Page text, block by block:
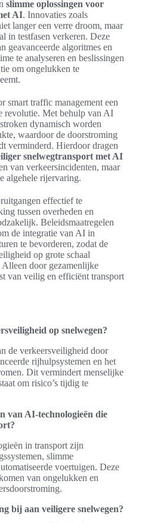
slimme oplossingen voor
AI. Innovaties zoals
langer een verre droom, maar
in testfasen verkeren. Deze
geavanceerde algoritmes en
te analyseren en beslissingen
om ongelukken te
smart traffic management een
revolutie. Met behulp van AI
dynamisch worden
waardoor de doorstroming
verminderd. Hierdoor dragen
snelwegtransport met AI
van verkeersincidenten, maar
algehele rijervaring.
effectief te
tussen overheden en
Beleidsmaatregelen
de integratie van AI in
te bevorderen, zodat de
op grote schaal
door gezamenlijke
van veilig en efficiënt transport
op snelwegen?
de verkeersveiligheid door
rijhulpsystemen en het
Dit vermindert menselijke
om risico’s tijdig te
van AI-technologieën die
in transport zijn
slimme
voertuigen. Deze
van ongelukken en
bij aan veiligere snelwegen?